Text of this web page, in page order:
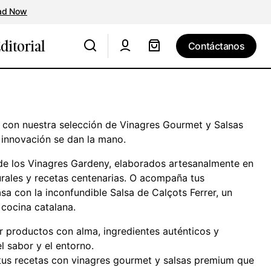
Now
Contáctanos
nuestra selección de Vinagres Gourmet y Salsas
se dan la mano.
los Vinagres Gardeny, elaborados artesanalmente en
y recetas centenarias. O acompaña tus
con la inconfundible Salsa de Calçots Ferrer, un
catalana.
productos con alma, ingredientes auténticos y
sabor y el entorno.
recetas con vinagres gourmet y salsas premium que